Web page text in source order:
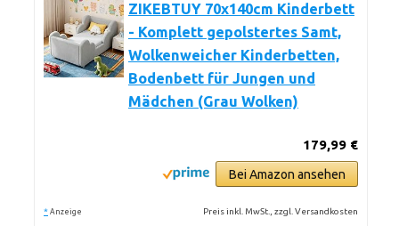
ZIKEBTUY 70x140cm Kinderbett
- Komplett gepolstertes Samt,
Wolkenweicher Kinderbetten,
Bodenbett für Jungen und
Mädchen (Grau Wolken)
179,99 €
Bei Amazon ansehen
* Anzeige Preis inkl. MwSt., zzgl. Versandkosten